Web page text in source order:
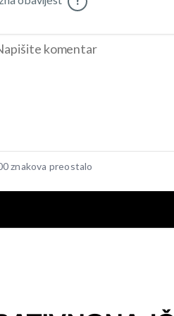
znakova preostalo